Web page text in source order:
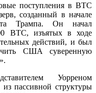
поступления в BTC
созданный в начале
Трампа. Он начал
BTC, изъятых в ходе
действий, и был
США суверенную
Уорреном
из пассивной структуры